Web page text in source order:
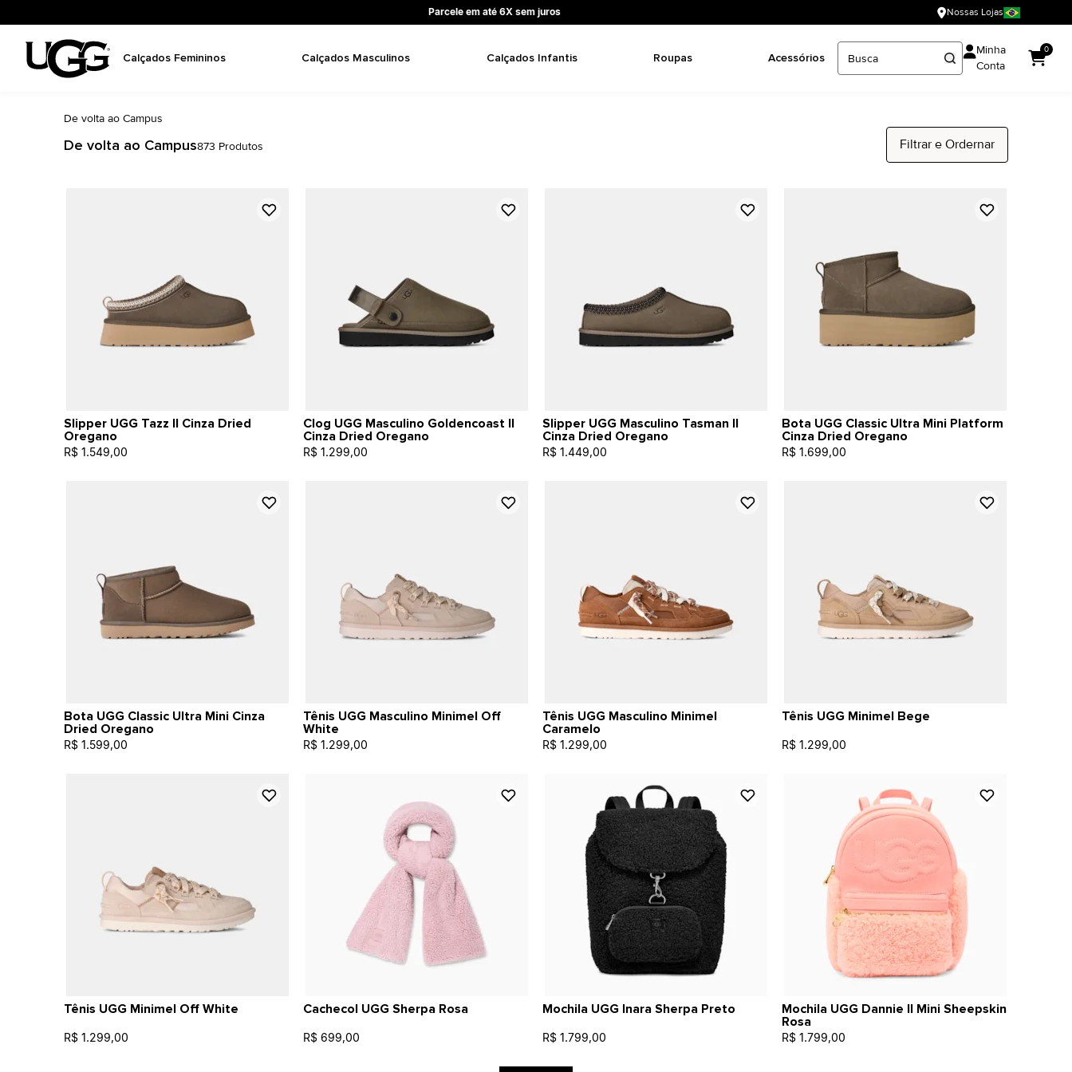
Parcele em até 6X sem juros Nossas Lojas
Calçados Femininos Calçados Masculinos Calçados Infantis Roupas Acessórios
Minha
Conta
0
De volta ao Campus
De volta ao Campus873 Produtos Filtrar e Ordernar
Slipper UGG Tazz II Cinza Dried
Oregano
R$ 1.549,00
Clog UGG Masculino Goldencoast II
Cinza Dried Oregano
R$ 1.299,00
Slipper UGG Masculino Tasman II
Cinza Dried Oregano
R$ 1.449,00
Bota UGG Classic Ultra Mini Platform
Cinza Dried Oregano
R$ 1.699,00
Bota UGG Classic Ultra Mini Cinza
Dried Oregano
R$ 1.599,00
Tênis UGG Masculino Minimel Off
White
R$ 1.299,00
Tênis UGG Masculino Minimel
Caramelo
R$ 1.299,00
Tênis UGG Minimel Bege
R$ 1.299,00
Tênis UGG Minimel Off White
R$ 1.299,00
Cachecol UGG Sherpa Rosa
R$ 699,00
Mochila UGG Inara Sherpa Preto
R$ 1.799,00
Mochila UGG Dannie II Mini Sheepskin
Rosa
R$ 1.799,00